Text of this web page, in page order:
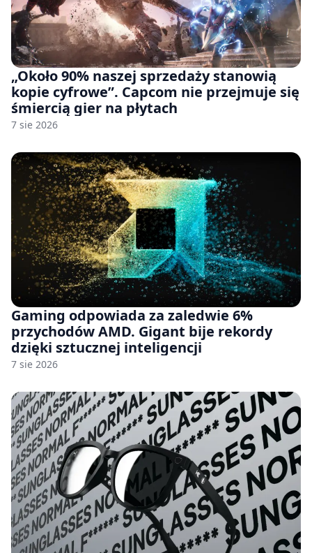
„Około 90% naszej sprzedaży stanowią
kopie cyfrowe”. Capcom nie przejmuje się
śmiercią gier na płytach
7 sie 2026
Gaming odpowiada za zaledwie 6%
przychodów AMD. Gigant bije rekordy
dzięki sztucznej inteligencji
7 sie 2026